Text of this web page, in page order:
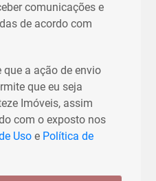
comunicações e
de acordo com
que a ação de envio
que eu seja
Imóveis, assim
com o exposto nos
Uso e Política de